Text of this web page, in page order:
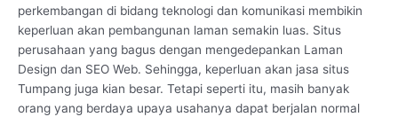
perkembangan di bidang teknologi dan komunikasi membikin
keperluan akan pembangunan laman semakin luas. Situs
perusahaan yang bagus dengan mengedepankan Laman
Design dan SEO Web. Sehingga, keperluan akan jasa situs
Tumpang juga kian besar. Tetapi seperti itu, masih banyak
orang yang berdaya upaya usahanya dapat berjalan normal